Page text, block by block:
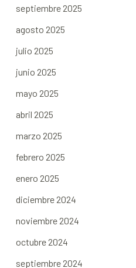
septiembre 2025
agosto 2025
julio 2025
junio 2025
mayo 2025
abril 2025
marzo 2025
febrero 2025
enero 2025
diciembre 2024
noviembre 2024
octubre 2024
septiembre 2024